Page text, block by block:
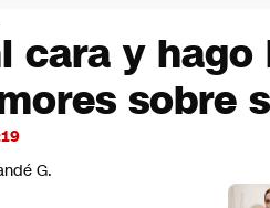
cara y
sobre
G.